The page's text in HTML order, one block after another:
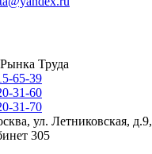
Труда
65-39
31-60
31-70
, ул. Летниковская, д.9,
305